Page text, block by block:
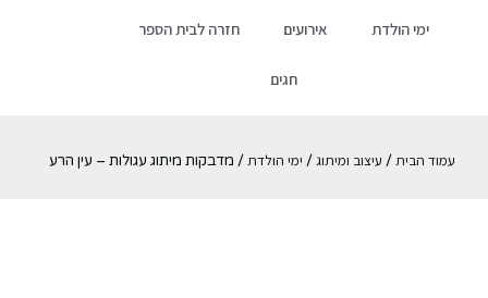
ימי הולדת אירועים חזרה לבית הספר
חגים
עמוד הבית/ עיצוב ומיתוג/ ימי הולדת/ מדבקות מיתוג עגולות – עין הרע